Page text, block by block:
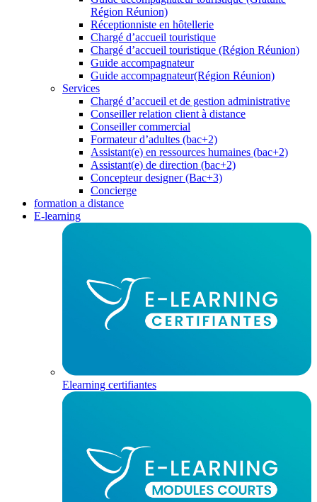
Région Réunion)
Réceptionniste en hôtellerie
Chargé d’accueil touristique
Chargé d’accueil touristique (Région Réunion)
Guide accompagnateur
Guide accompagnateur(Région Réunion)
Services
Chargé d’accueil et de gestion administrative
Conseiller relation client à distance
Conseiller commercial
Formateur d’adultes (bac+2)
Assistant(e) en ressources humaines (bac+2)
Assistant(e) de direction (bac+2)
Concepteur designer (Bac+3)
Concierge
formation a distance
E-learning
Elearning certifiantes